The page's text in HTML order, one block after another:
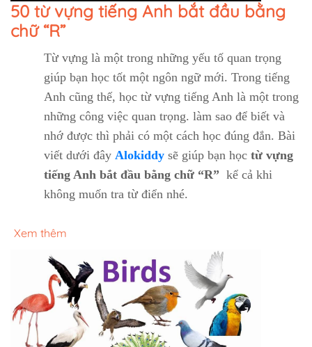
50 từ vựng tiếng Anh bắt đầu bằng
chữ “R”
Từ vựng là một trong những yếu tố quan trọng
giúp bạn học tốt một ngôn ngữ mới. Trong tiếng
Anh cũng thế, học từ vựng tiếng Anh là một trong
những công việc quan trọng. làm sao để biết và
nhớ được thì phải có một cách học đúng đắn. Bài
viết dưới đây Alokiddy sẽ giúp bạn học từ vựng
tiếng Anh bắt đầu bằng chữ “R” kể cả khi
không muốn tra từ điển nhé.
Xem thêm